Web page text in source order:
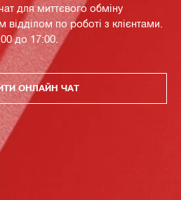
для миттєвого обміну
по роботі з клієнтами.
до 17:00.
ОНЛАЙН ЧАТ